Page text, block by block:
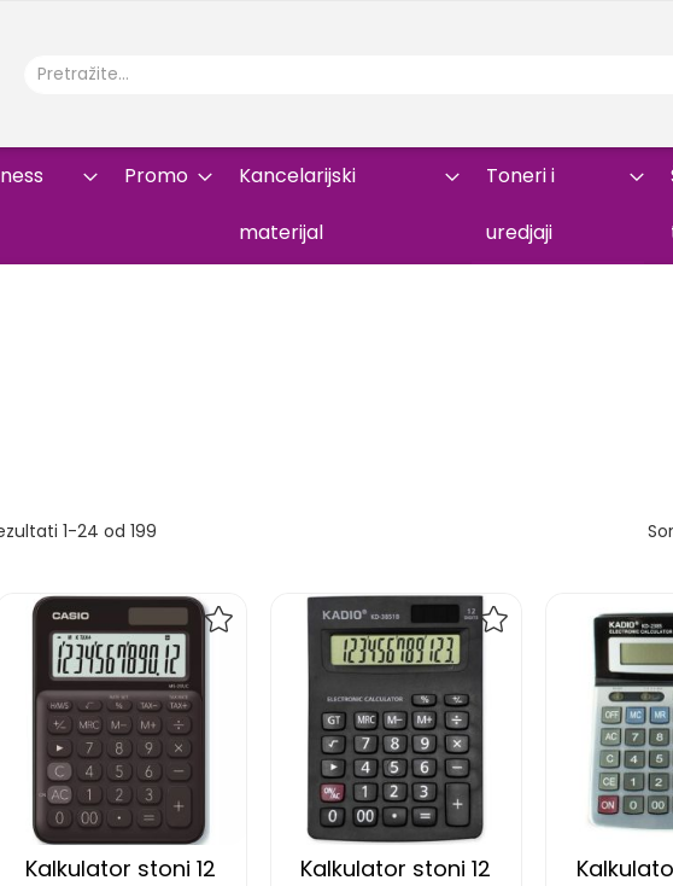
Promo Kancelarijski
materijal
Toneri i
uredjaji
1-24 od 199
Kalkulator stoni 12
Kalkulator stoni 12